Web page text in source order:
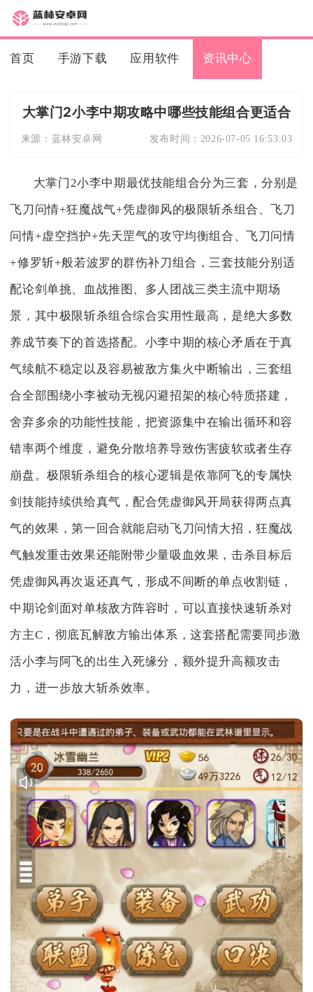
首页 手游下载 应用软件 资讯中心
大掌门2小李中期攻略中哪些技能组合更适合
来源： 蓝林安卓网 发布时间： 2026-07-05 16:53:03
大掌门2小李中期最优技能组合分为三套，分别是
飞刀问情+狂魔战气+凭虚御风的极限斩杀组合、飞刀
问情+虚空挡护+先天罡气的攻守均衡组合、飞刀问情
+修罗斩+般若波罗的群伤补刀组合，三套技能分别适
配论剑单挑、血战推图、多人团战三类主流中期场
景，其中极限斩杀组合综合实用性最高，是绝大多数
养成节奏下的首选搭配。小李中期的核心矛盾在于真
气续航不稳定以及容易被敌方集火中断输出，三套组
合全部围绕小李被动无视闪避招架的核心特质搭建，
舍弃多余的功能性技能，把资源集中在输出循环和容
错率两个维度，避免分散培养导致伤害疲软或者生存
崩盘。极限斩杀组合的核心逻辑是依靠阿飞的专属快
剑技能持续供给真气，配合凭虚御风开局获得两点真
气的效果，第一回合就能启动飞刀问情大招，狂魔战
气触发重击效果还能附带少量吸血效果，击杀目标后
凭虚御风再次返还真气，形成不间断的单点收割链，
中期论剑面对单核敌方阵容时，可以直接快速斩杀对
方主C，彻底瓦解敌方输出体系，这套搭配需要同步激
活小李与阿飞的出生入死缘分，额外提升高额攻击
力，进一步放大斩杀效率。